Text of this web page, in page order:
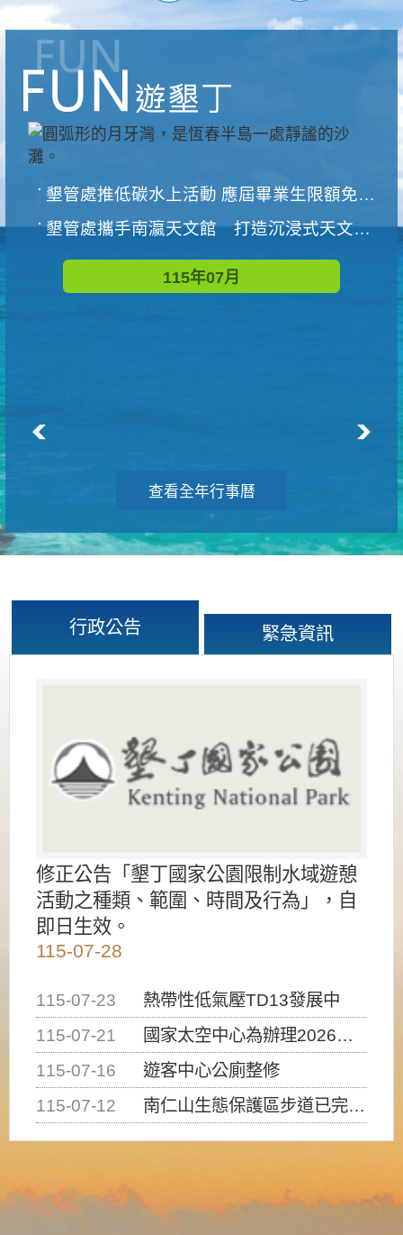
墾管處推低碳水上活動 應屆畢業生限額免費參加
墾管處攜手南瀛天文館 打造沉浸式天文探索營隊
115年07月
查看全年行事曆
行政公告 緊急資訊
修正公告「墾丁國家公園限制水域遊憩
活動之種類、範圍、時間及行為」，自
即日生效。
115-07-28
115-07-23
熱帶性低氣壓TD13發展中
115-07-21
國家太空中心為辦理2026台灣盃火箭競賽，陸、海、空域警戒及協調相關事宜，因颱風備案事宜
115-07-16
遊客中心公廁整修
115-07-12
南仁山生態保護區步道已完成修復，自115年7月13日（星期一）起恢復開放入園，歡迎民眾依規定申請入園....